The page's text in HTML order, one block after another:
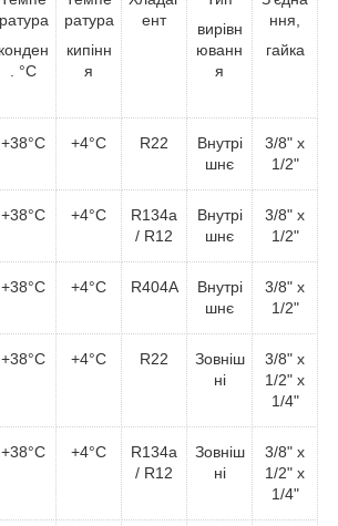
ратура
конден
. °С
ратура
кипінн
я
ент
вирівн
юванн
я
ння,
гайка
+38°С +4°С R22
Внутрі
шнє
3/8" x
1/2"
+38°С +4°С
R134a
/ R12
Внутрі
шнє
3/8" x
1/2"
+38°С +4°С R404A
Внутрі
шнє
3/8" x
1/2"
+38°С +4°С R22
Зовніш
ні
3/8" x
1/2" x
1/4"
+38°С +4°С
R134a
/ R12
Зовніш
ні
3/8" x
1/2" x
1/4"